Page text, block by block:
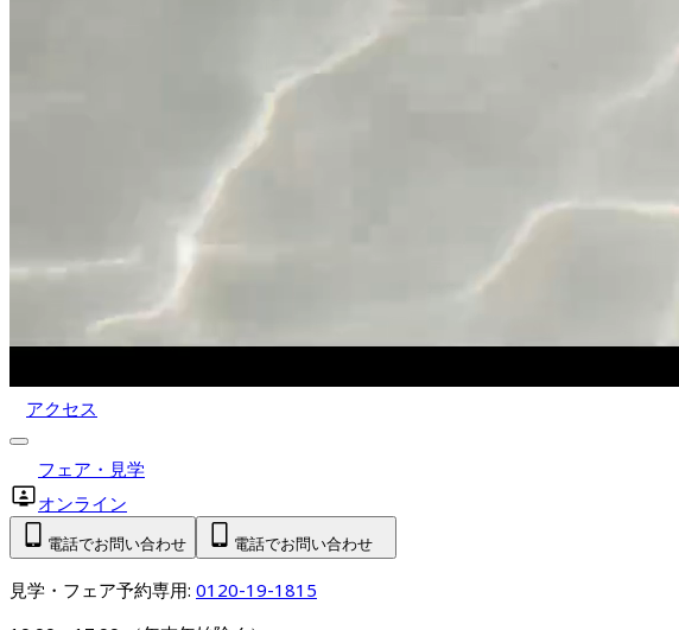
アクセス
フェア・見学
オンライン
電話でお問い合わせ 電話でお問い合わせ
見学・フェア予約専用: 0120-19-1815